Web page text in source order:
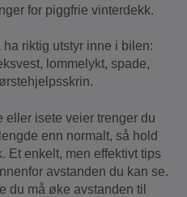
for piggfrie vinterdekk.
ha riktig utstyr inne i bilen:
lommelykt, spade,
eller isete veier trenger du
enn normalt, så hold
Et enkelt, men effektivt tips
avstanden du kan se.
du må øke avstanden til